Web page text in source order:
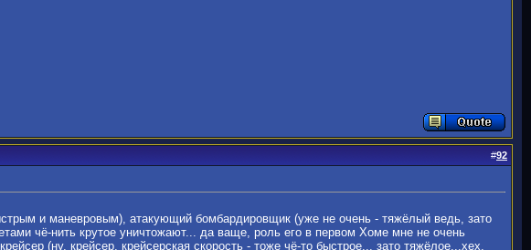
#92
и маневровым), атакующий бомбардировщик (уже не очень - тяжёлый ведь, зато
чё-нить крутое уничтожают... да ваще, роль его в первом Хоме мне не очень
(ну, крейсер, крейсерская скорость - тоже чё-то быстрое... зато тяжёлое...хех,